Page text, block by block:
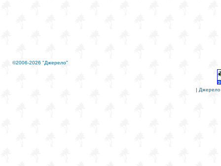
©2006-2026 "Джерело"
| Джерело